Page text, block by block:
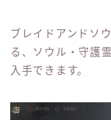
ブレイドアンドソ
る、ソウル・守護
入手できます。